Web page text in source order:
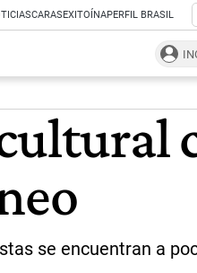
CARASEXITOÍNAPERFIL BRASIL
se encuentran a